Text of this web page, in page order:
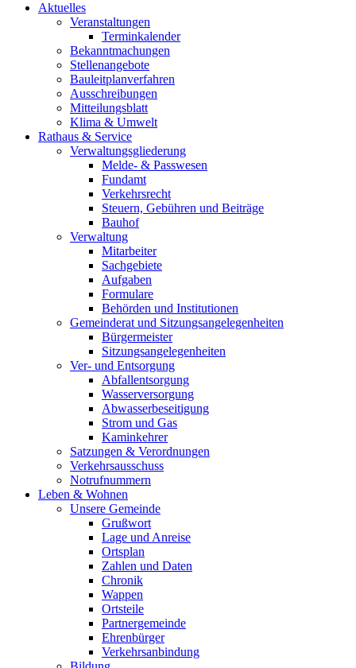
Aktuelles
Veranstaltungen
Terminkalender
Bekanntmachungen
Stellenangebote
Bauleitplanverfahren
Ausschreibungen
Mitteilungsblatt
Klima & Umwelt
Rathaus & Service
Verwaltungsgliederung
Melde- & Passwesen
Fundamt
Verkehrsrecht
Steuern, Gebühren und Beiträge
Bauhof
Verwaltung
Mitarbeiter
Sachgebiete
Aufgaben
Formulare
Behörden und Institutionen
Gemeinderat und Sitzungsangelegenheiten
Bürgermeister
Sitzungsangelegenheiten
Ver- und Entsorgung
Abfallentsorgung
Wasserversorgung
Abwasserbeseitigung
Strom und Gas
Kaminkehrer
Satzungen & Verordnungen
Verkehrsausschuss
Notrufnummern
Leben & Wohnen
Unsere Gemeinde
Grußwort
Lage und Anreise
Ortsplan
Zahlen und Daten
Chronik
Wappen
Ortsteile
Partnergemeinde
Ehrenbürger
Verkehrsanbindung